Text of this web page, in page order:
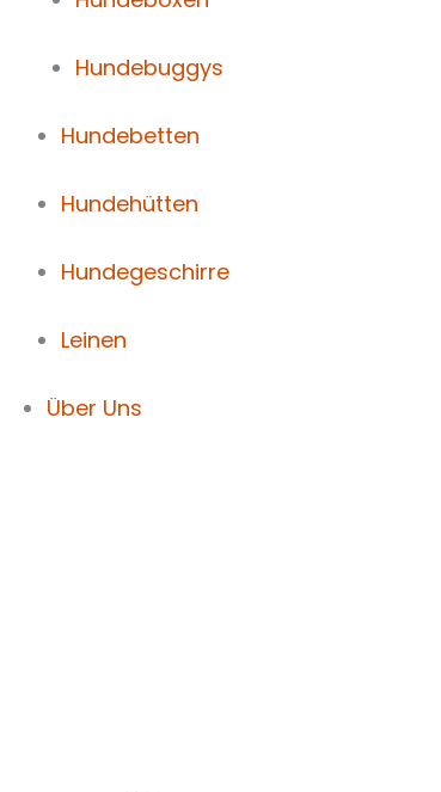
Hundebuggys
Hundebetten
Hundehütten
Hundegeschirre
Leinen
Über Uns